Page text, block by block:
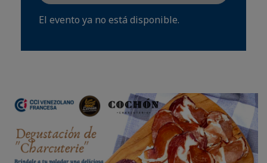
El evento ya no está disponible.